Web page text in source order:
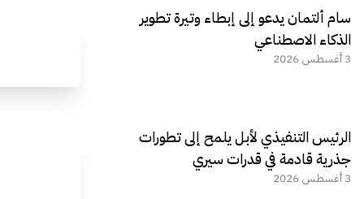
سام ألتمان يدعو إلى إبطاء وتيرة تطوير
الذكاء الاصطناعي
3 أغسطس 2026
الرئيس التنفيذي لأبل يلمح إلى تطورات
جذرية قادمة في قدرات سيري
3 أغسطس 2026